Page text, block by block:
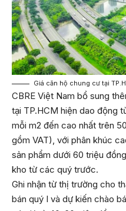
Giá căn hộ chung cư tại
CBRE Việt Nam bổ sung
tại TP.HCM hiện dao động
mỗi m2 đến cao nhất trên
gồm VAT), với phân khúc
sản phẩm dưới 60 triệu
kho từ các quý trước.
Ghi nhận từ thị trường cho
bán quý I và dự kiến chào